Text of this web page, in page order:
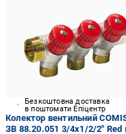
Безкоштовна доставка
в поштомати Епіцентр
Колектор вентильний
ЗВ 88.20.051 3/4х1/2/2" Red